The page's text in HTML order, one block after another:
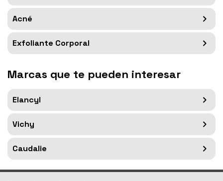
Acné
Exfoliante Corporal
Marcas que te pueden interesar
Elancyl
Vichy
Caudalie